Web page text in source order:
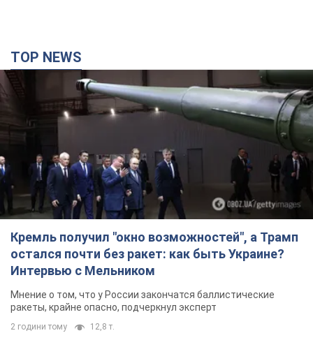
TOP NEWS
Кремль получил "окно возможностей", а Трамп
остался почти без ракет: как быть Украине?
Интервью с Мельником
Мнение о том, что у России закончатся баллистические
ракеты, крайне опасно, подчеркнул эксперт
2 години тому 12,8 т.